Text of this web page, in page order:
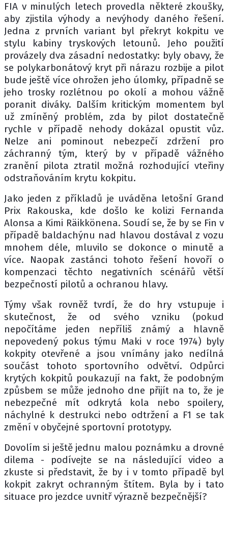
FIA v minulých letech provedla některé zkoušky,
aby zjistila výhody a nevýhody daného řešení.
Jedna z prvních variant byl překryt kokpitu ve
stylu kabiny tryskových letounů. Jeho použití
provázely dva zásadní nedostatky: byly obavy, že
se polykarbonátový kryt při nárazu rozbije a pilot
bude ještě více ohrožen jeho úlomky, případně se
jeho trosky rozlétnou po okolí a mohou vážně
poranit diváky. Dalším kritickým momentem byl
už zmíněný problém, zda by pilot dostatečně
rychle v případě nehody dokázal opustit vůz.
Nelze ani pominout nebezpečí zdržení pro
záchranný tým, který by v případě vážného
zranění pilota ztratil možná rozhodující vteřiny
odstraňováním krytu kokpitu.
Jako jeden z příkladů je uváděna letošní Grand
Prix Rakouska, kde došlo ke kolizi Fernanda
Alonsa a Kimi Räikkönena. Soudí se, že by se Fin v
případě baldachýnu nad hlavou dostával z vozu
mnohem déle, mluvilo se dokonce o minutě a
více. Naopak zastánci tohoto řešení hovoří o
kompenzaci těchto negativních scénářů větší
bezpečností pilotů a ochranou hlavy.
Týmy však rovněž tvrdí, že do hry vstupuje i
skutečnost, že od svého vzniku (pokud
nepočítáme jeden nepříliš známý a hlavně
nepovedený pokus týmu Maki v roce 1974) byly
kokpity otevřené a jsou vnímány jako nedílná
součást tohoto sportovního odvětví. Odpůrci
krytých kokpitů poukazují na fakt, že podobným
způsbem se může jednoho dne přijít na to, že je
nebezpečné mít odkrytá kola nebo spoilery,
náchylné k destrukci nebo odtržení a F1 se tak
změní v obyčejné sportovní prototypy.
Dovolím si ještě jednu malou poznámku a drovné
dilema - podívejte se na následující video a
zkuste si představit, že by i v tomto případě byl
kokpit zakryt ochranným štítem. Byla by i tato
situace pro jezdce uvnitř výrazně bezpečnější?